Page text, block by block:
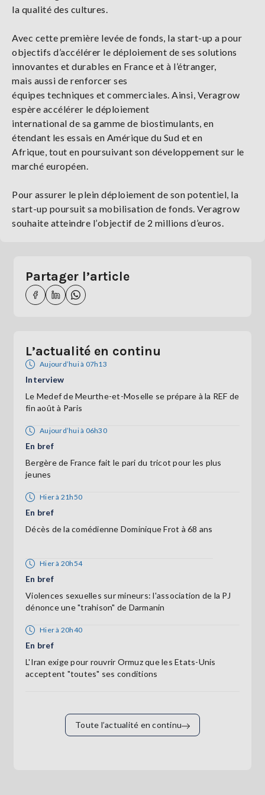
la qualité des cultures.
Avec cette première levée de fonds, la start-up a pour
objectifs d’accélérer le déploiement de ses solutions
innovantes et durables en France et à l’étranger,
mais aussi de renforcer ses
équipes techniques et commerciales. Ainsi, Veragrow
espère accélérer le déploiement
international de sa gamme de biostimulants, en
étendant les essais en Amérique du Sud et en
Afrique, tout en poursuivant son développement sur le
marché européen.
Pour assurer le plein déploiement de son potentiel, la
start-up poursuit sa mobilisation de fonds. Veragrow
souhaite atteindre l’objectif de 2 millions d’euros.
Partager l’article
L’actualité en continu
Aujourd’hui à 07h13
Interview
Le Medef de Meurthe-et-Moselle se prépare à la REF de
fin août à Paris
Aujourd’hui à 06h30
En bref
Bergère de France fait le pari du tricot pour les plus
jeunes
Hier à 21h50
En bref
Décès de la comédienne Dominique Frot à 68 ans
Hier à 20h54
En bref
Violences sexuelles sur mineurs: l'association de la PJ
dénonce une "trahison" de Darmanin
Hier à 20h40
En bref
L'Iran exige pour rouvrir Ormuz que les Etats-Unis
acceptent "toutes" ses conditions
Toute l’actualité en continu